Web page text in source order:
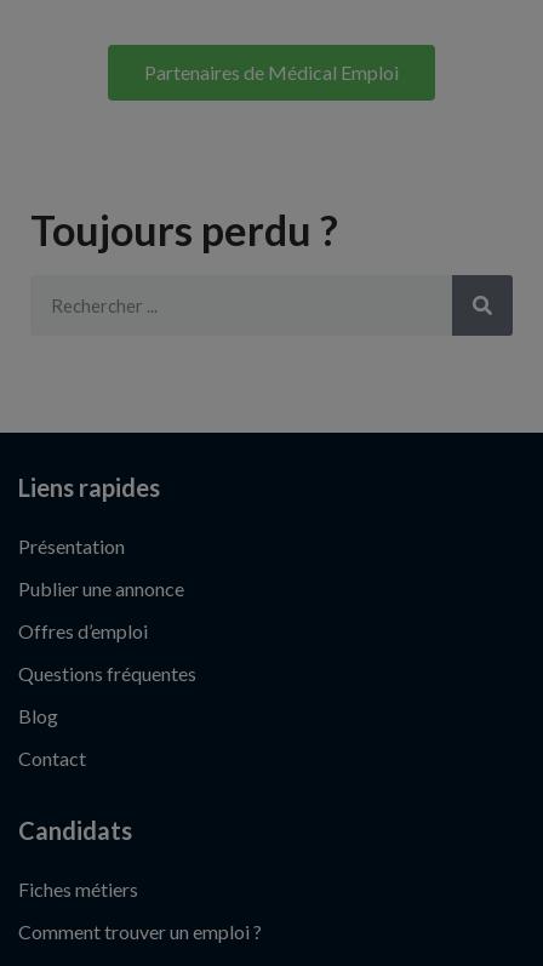
Partenaires de Médical Emploi
Toujours perdu ?
Liens rapides
Présentation
Publier une annonce
Offres d’emploi
Questions fréquentes
Blog
Contact
Candidats
Fiches métiers
Comment trouver un emploi ?